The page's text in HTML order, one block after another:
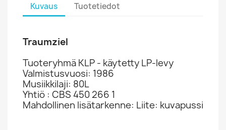
Kuvaus Tuotetiedot
Traumziel
Tuoteryhmä KLP - käytetty LP-levy
Valmistusvuosi: 1986
Musiikkilaji: 80L
Yhtiö : CBS 450 266 1
Mahdollinen lisätarkenne: Liite: kuvapussi